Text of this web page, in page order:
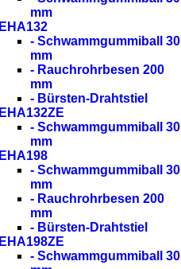
mm
EHA132
- Schwammgummiball 30
mm
- Rauchrohrbesen 200
mm
- Bürsten-Drahtstiel
EHA132ZE
- Schwammgummiball 30
mm
EHA198
- Schwammgummiball 30
mm
- Rauchrohrbesen 200
mm
- Bürsten-Drahtstiel
EHA198ZE
- Schwammgummiball 30